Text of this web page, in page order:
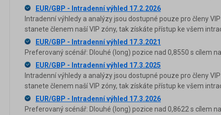
EUR/GBP - Intradenní výhled 17.2.2026
Intradenní výhledy a analýzy jsou dostupné pouze pro členy
stanete členem naší VIP zóny, tak získáte přístup ke všem
EUR/GBP - Intradenní výhled 17.3.2021
Preferovaný scénář: Dlouhé (long) pozice nad 0,8550 s cílem
EUR/GBP - Intradenní výhled 17.3.2025
Intradenní výhledy a analýzy jsou dostupné pouze pro členy
stanete členem naší VIP zóny, tak získáte přístup ke všem
EUR/GBP - Intradenní výhled 17.3.2026
Preferovaný scénář: Dlouhé (long) pozice nad 0,8622 s cílem